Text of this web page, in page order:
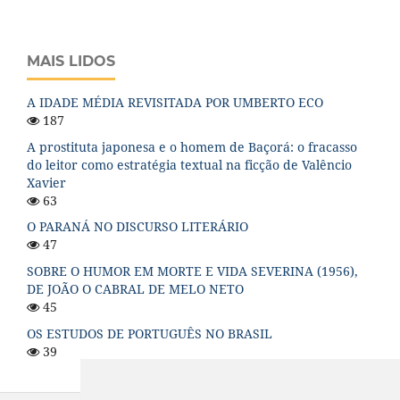
MAIS LIDOS
A IDADE MÉDIA REVISITADA POR UMBERTO ECO
187
A prostituta japonesa e o homem de Baçorá: o fracasso
do leitor como estratégia textual na ficção de Valêncio
Xavier
63
O PARANÁ NO DISCURSO LITERÁRIO
47
SOBRE O HUMOR EM MORTE E VIDA SEVERINA (1956),
DE JOÃO O CABRAL DE MELO NETO
45
OS ESTUDOS DE PORTUGUÊS NO BRASIL
39